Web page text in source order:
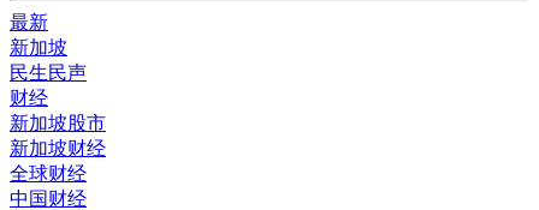
最新
新加坡
民生民声
财经
新加坡股市
新加坡财经
全球财经
中国财经